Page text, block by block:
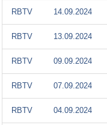
RBTV 14.09.2024
RBTV 13.09.2024
RBTV 09.09.2024
RBTV 07.09.2024
RBTV 04.09.2024